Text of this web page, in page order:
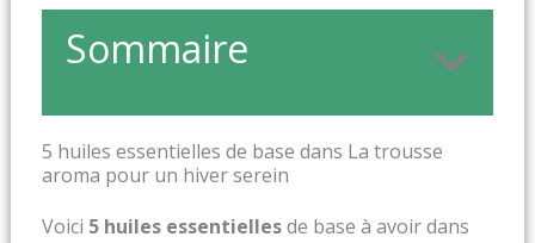
Sommaire
5 huiles essentielles de base dans La trousse
aroma pour un hiver serein
Voici 5 huiles essentiellesde base à avoir dans